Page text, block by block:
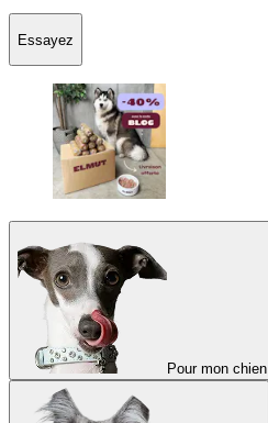
Essayez
Pour mon chien